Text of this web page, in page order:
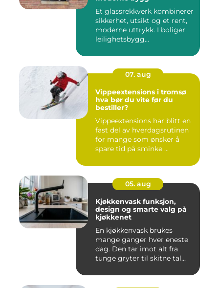
Et glassrekkverk kombinerer
sikkerhet, utsikt og et rent,
moderne uttrykk. I boliger,
leilighetsbygg...
07. aug
Vippeextensions i tromsø
hva bør du vite før du
bestiller?
Vippeextensions har blitt en
fast del av hverdagsrutinen
for mange som ønsker å
spare tid på sminke ...
05. aug
Kjøkkenvask funksjon,
design og smarte valg på
kjøkkenet
En kjøkkenvask brukes
mange ganger hver eneste
dag. Den tar imot alt fra
tunge gryter til skitne tal...